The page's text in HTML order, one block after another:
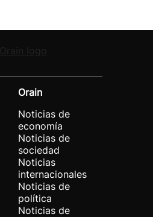
Orain
Noticias de
economía
Noticias de
sociedad
Noticias
internacionales
Noticias de
política
Noticias de